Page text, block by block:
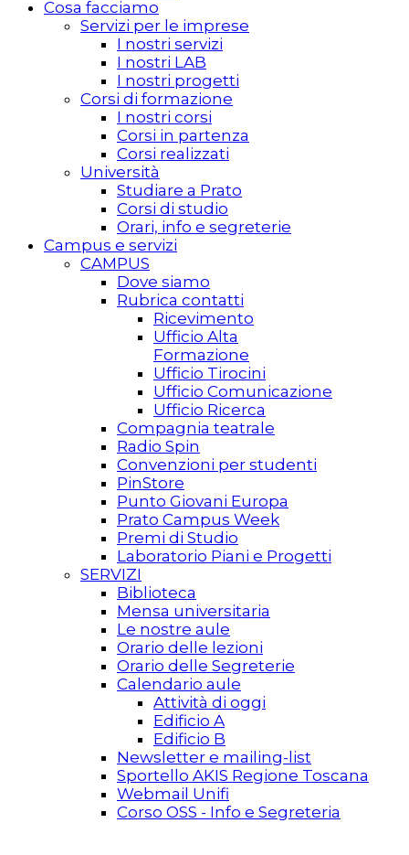
Cosa facciamo
Servizi per le imprese
I nostri servizi
I nostri LAB
I nostri progetti
Corsi di formazione
I nostri corsi
Corsi in partenza
Corsi realizzati
Università
Studiare a Prato
Corsi di studio
Orari, info e segreterie
Campus e servizi
CAMPUS
Dove siamo
Rubrica contatti
Ricevimento
Ufficio Alta
Formazione
Ufficio Tirocini
Ufficio Comunicazione
Ufficio Ricerca
Compagnia teatrale
Radio Spin
Convenzioni per studenti
PinStore
Punto Giovani Europa
Prato Campus Week
Premi di Studio
Laboratorio Piani e Progetti
SERVIZI
Biblioteca
Mensa universitaria
Le nostre aule
Orario delle lezioni
Orario delle Segreterie
Calendario aule
Attività di oggi
Edificio A
Edificio B
Newsletter e mailing-list
Sportello AKIS Regione Toscana
Webmail Unifi
Corso OSS - Info e Segreteria